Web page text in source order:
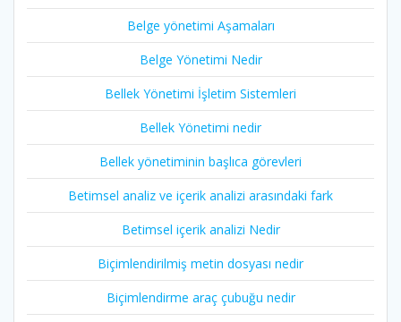
Belge yönetimi Aşamaları
Belge Yönetimi Nedir
Bellek Yönetimi İşletim Sistemleri
Bellek Yönetimi nedir
Bellek yönetiminin başlıca görevleri
Betimsel analiz ve içerik analizi arasındaki fark
Betimsel içerik analizi Nedir
Biçimlendirilmiş metin dosyası nedir
Biçimlendirme araç çubuğu nedir